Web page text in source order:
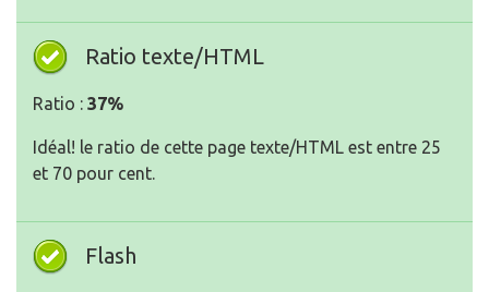
Ratio texte/HTML
Ratio : 37%
Idéal! le ratio de cette page texte/HTML est entre 25
et 70 pour cent.
Flash